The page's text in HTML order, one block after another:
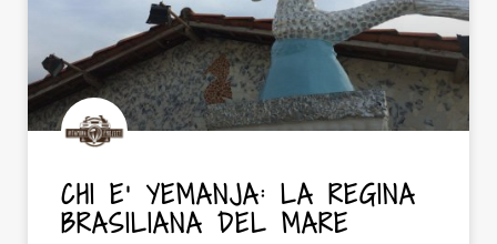
CHI E’ YEMANJA: LA REGINA
BRASILIANA DEL MARE